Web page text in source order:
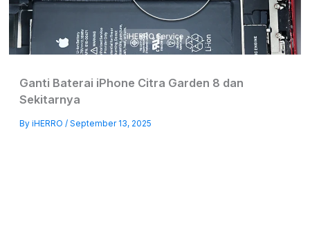
Ganti Baterai iPhone Citra Garden 8 dan
Sekitarnya
By iHERRO / September 13, 2025